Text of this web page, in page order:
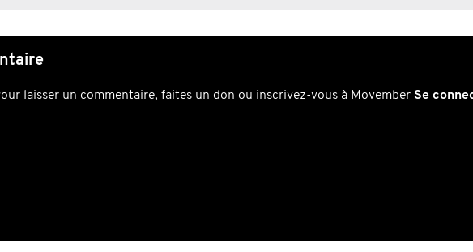
laisser un commentaire, faites un don ou inscrivez-vous à Movember Se